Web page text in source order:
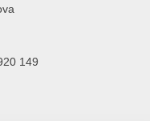
149